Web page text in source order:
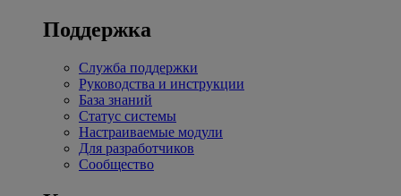
Поддержка
Служба поддержки
Руководства и инструкции
База знаний
Статус системы
Настраиваемые модули
Для разработчиков
Сообщество